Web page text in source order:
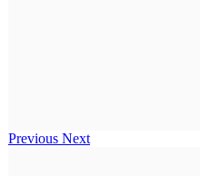
Previous Next